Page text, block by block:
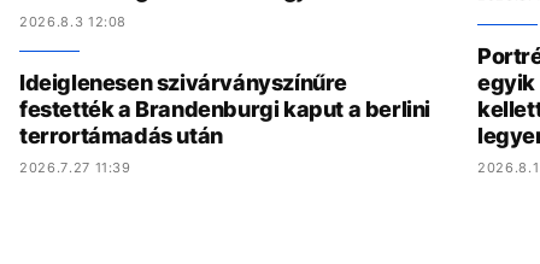
2026.8.3 12:08
Ideiglenesen szivárványszínűre
festették a Brandenburgi kaput a berlini
terrortámadás után
2026.7.27 11:39
egyik